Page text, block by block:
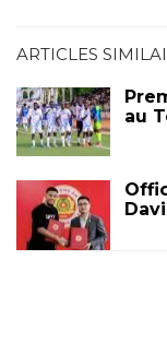
ARTICLES
au